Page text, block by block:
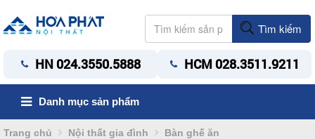
Tìm kiếm
HN 024.3550.5888 HCM 028.3511.9211
Danh mục sản phẩm
Trang chủ Nội thất gia đình Bàn ghế ăn